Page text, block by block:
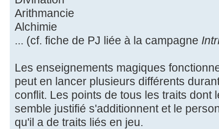
Arithmancie
Alchimie
... (cf. fiche de PJ liée à la campagne
Les enseignements magiques
peut en lancer plusieurs différents
conflit. Les points de tous les traits dont
semble justifié s'additionnent et le
qu'il a de traits liés en jeu.